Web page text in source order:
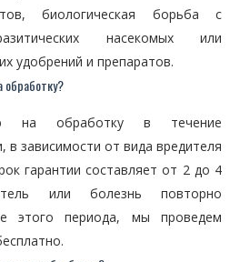
биологическая борьба с
насекомых или
удобрений и препаратов.
обработку?
на обработку в течение
в зависимости от вида вредителя
гарантии составляет от 2 до 4
или болезнь повторно
этого периода, мы проведем